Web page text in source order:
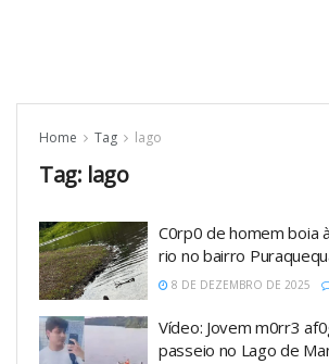
Home Tag lago
Tag: lago
C0rp0 de homem boia
rio no bairro
8 DE DEZEMBRO DE 2025
Vídeo: Jovem m0rr3
passeio no Lago de